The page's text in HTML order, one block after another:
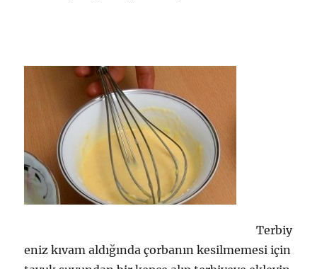
Terbiy
eniz kıvam aldığında çorbanın kesilmemesi için